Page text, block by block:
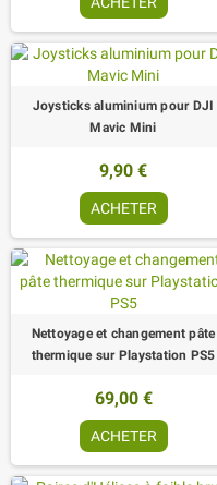
Joysticks aluminium pour DJI
Mavic Mini
9,90 €
ACHETER
Nettoyage et changement pâte
thermique sur Playstation PS5
69,00 €
ACHETER